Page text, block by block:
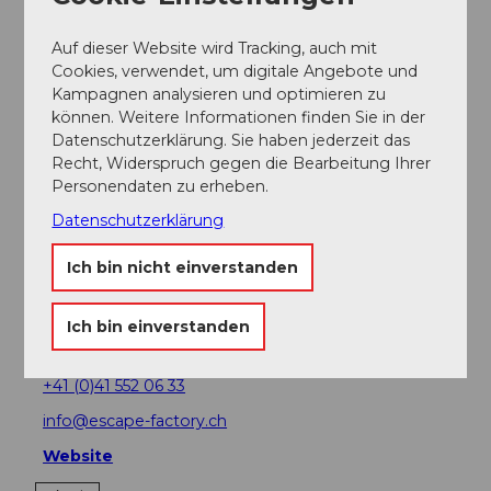
Teilnahme-Informationen
Anzahl Teilnehmer (minimal): 16
Anzahl Teilnehmer (maximal): 80
SwissLocalTravel GmbH
Kontaktdaten
SwissLocalTravel GmbH
6210Sursee
+41 (0)41 552 06 33
info@escape-factory.ch
Website
Auf dieser Website wird Tracking, auch mit
Cookies, verwendet, um digitale Angebote und
Kampagnen analysieren und optimieren zu
können. Weitere Informationen finden Sie in der
Datenschutzerklärung. Sie haben jederzeit das
Recht, Widerspruch gegen die Bearbeitung Ihrer
Personendaten zu erheben.
Datenschutzerklärung
Ich bin nicht einverstanden
Ich bin einverstanden